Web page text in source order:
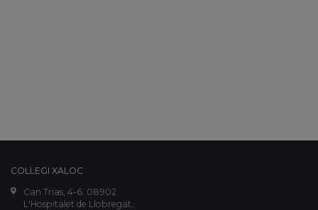
COL·LEGI XALOC
Can Trias, 4-6. 08902
L'Hospitalet de Llobregat,